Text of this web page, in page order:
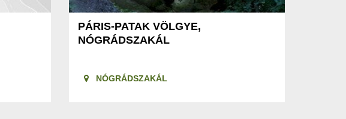
PÁRIS-PATAK VÖLGYE,
NÓGRÁDSZAKÁL
NÓGRÁDSZAKÁL